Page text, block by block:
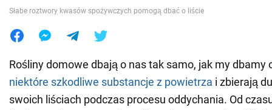
Słabe roztwory kwasów spożywczych pomogą dbać o liście
Rośliny domowe dbają o nas tak samo, jak my dbamy
niektóre szkodliwe substancje z powietrza i zbierają
swoich liściach podczas procesu oddychania. Od